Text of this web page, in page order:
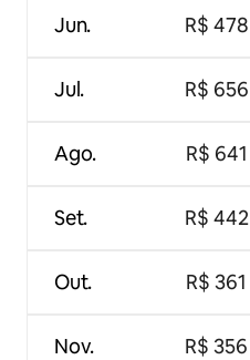
Jun.
Jul.
Ago.
Set.
Out.
Nov.
R$ 478
R$ 656
R$ 641
R$ 442
R$ 361
R$ 356